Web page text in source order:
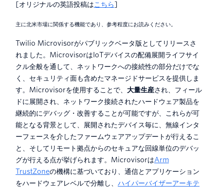
[オリジナルの英語投稿はこちら]
主に北米市場に関係する機能であり、参考程度にお読みください。
Twilio Microvisorがパブリックベータ版としてリリースさ
れました。MicrovisorはIoTデバイスの配備展開ライフサイ
クル全般を通して、ネットワークへの接続性の部分だけでな
く、セキュリティ面も含めたマネージドサービスを提供しま
す。Microvisorを使用することで、 大量生産され、フィール
ドに展開され、ネットワーク接続されたハードウェア製品を
継続的にデバッグ・改善することが可能ですが、これらが可
能となる背景として、展開されたデバイス毎に、無線インタ
ーフェースを介したファームウェアアップデートが行えるこ
と、そしてリモート拠点からのセキュアな回線単位のデバッ
グが行える点が挙げられます。MicrovisorはArm
TrustZoneの機構に基づいており、通信とアプリケーション
をハードウェアレベルで分離し、 ハイパーバイザーアーキテ